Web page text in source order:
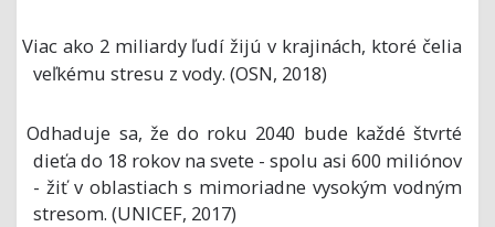
Viac ako 2 miliardy ľudí žijú v krajinách, ktoré čelia
veľkému stresu z vody. (OSN, 2018)
Odhaduje sa, že do roku 2040 bude každé štvrté
dieťa do 18 rokov na svete - spolu asi 600 miliónov
- žiť v oblastiach s mimoriadne vysokým vodným
stresom. (UNICEF, 2017)